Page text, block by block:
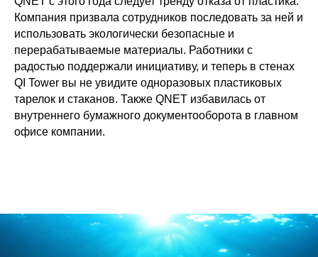
Компания призвала сотрудников последовать за ней и
использовать экологически безопасные и
перерабатываемые материалы. Работники с
радостью поддержали инициативу, и теперь в стенах
QI Tower вы не увидите одноразовых пластиковых
тарелок и стаканов. Также QNET избавилась от
внутреннего бумажного документооборота в главном
офисе компании.